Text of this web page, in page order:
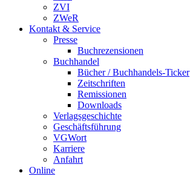
ZVI
ZWeR
Kontakt & Service
Presse
Buchrezensionen
Buchhandel
Bücher / Buchhandels-Ticker
Zeitschriften
Remissionen
Downloads
Verlagsgeschichte
Geschäftsführung
VGWort
Karriere
Anfahrt
Online